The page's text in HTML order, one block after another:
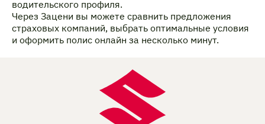
водительского профиля.
Через Зацени вы можете сравнить предложения
страховых компаний, выбрать оптимальные условия
и оформить полис онлайн за несколько минут.